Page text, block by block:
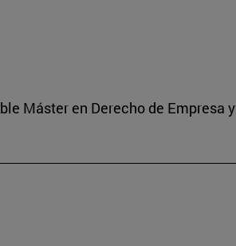
Máster en Derecho de Empresa y